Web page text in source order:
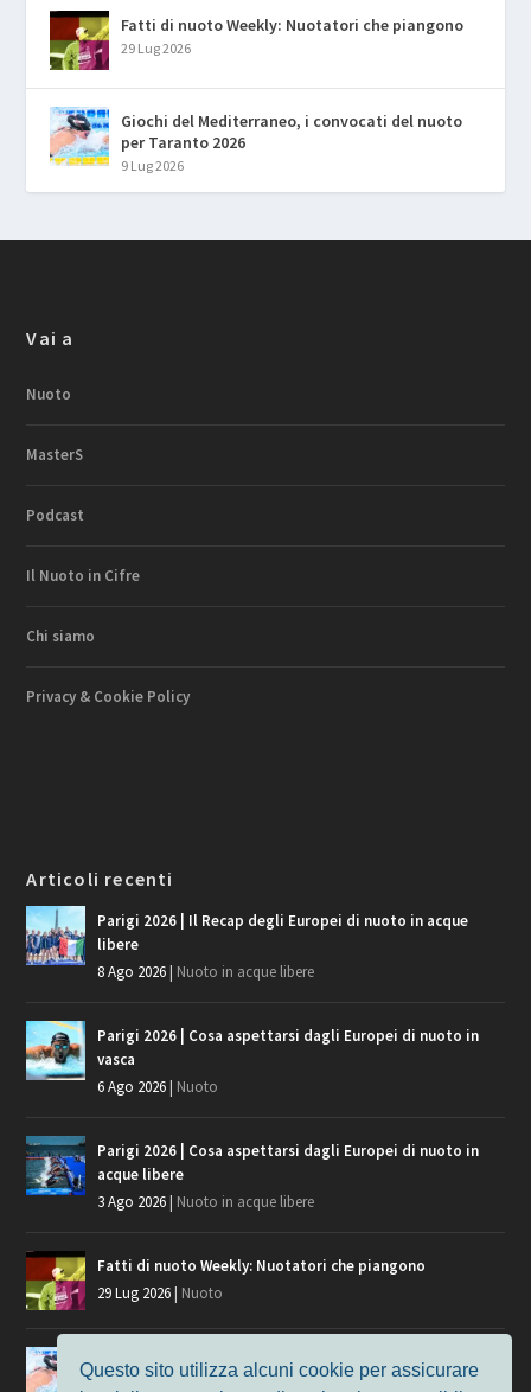
Fatti di nuoto Weekly: Nuotatori che piangono
29 Lug 2026
Giochi del Mediterraneo, i convocati del nuoto
per Taranto 2026
9 Lug 2026
Vai a
Nuoto
MasterS
Podcast
Il Nuoto in Cifre
Chi siamo
Privacy & Cookie Policy
Articoli recenti
Parigi 2026 | Il Recap degli Europei di nuoto in acque
libere
8 Ago 2026| Nuoto in acque libere
Parigi 2026 | Cosa aspettarsi dagli Europei di nuoto in
vasca
6 Ago 2026| Nuoto
Parigi 2026 | Cosa aspettarsi dagli Europei di nuoto in
acque libere
3 Ago 2026| Nuoto in acque libere
Fatti di nuoto Weekly: Nuotatori che piangono
29 Lug 2026| Nuoto
Giochi del Mediterraneo, i convocati del nuoto per
Questo sito utilizza alcuni cookie per assicurare